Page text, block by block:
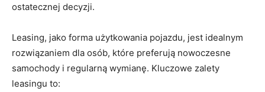
ostatecznej decyzji.
Leasing, jako ‍forma użytkowania pojazdu,⁢ jest idealnym
rozwiązaniem dla osób, które preferują nowoczesne‍
samochody i regularną wymianę. Kluczowe ‍zalety
leasingu ⁢to: